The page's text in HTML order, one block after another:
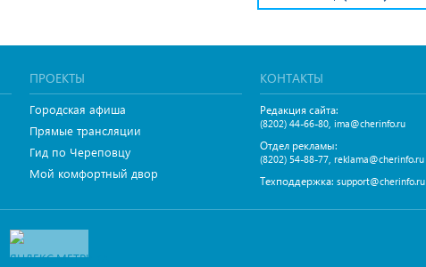
ПРОЕКТЫ
Городская афиша
Прямые трансляции
Гид по Череповцу
Мой комфортный двор
КОНТАКТЫ
Редакция сайта:
(8202) 44-66-80, ima@cherinfo.ru
Отдел рекламы:
(8202) 54-88-77, reklama@cherinfo.ru
Техподдержка: support@cherinfo.ru